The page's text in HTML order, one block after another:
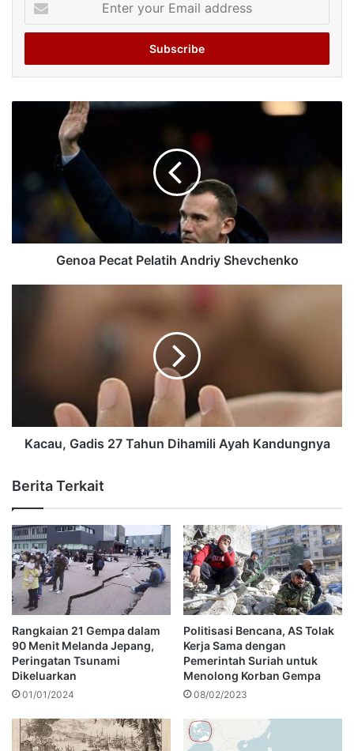
your
Email
Genoa Pecat Pelatih Andriy Shevchenko
Kacau, Gadis 27 Tahun Dihamili Ayah Kandungnya
Berita Terkait
Rangkaian 21 Gempa dalam
90 Menit Melanda Jepang,
Peringatan Tsunami
Dikeluarkan
01/01/2024
Politisasi Bencana, AS Tolak
Kerja Sama dengan
Pemerintah Suriah untuk
Menolong Korban Gempa
08/02/2023